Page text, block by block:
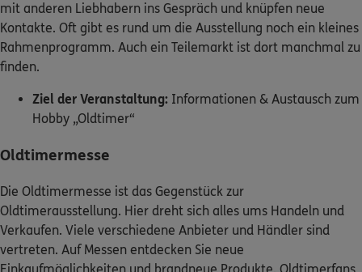
mit anderen Liebhabern ins Gespräch und knüpfen neue
Kontakte. Oft gibt es rund um die Ausstellung noch ein kleines
Rahmenprogramm. Auch ein Teilemarkt ist dort manchmal zu
finden.
Ziel der Veranstaltung: Informationen & Austausch zum
Hobby „Oldtimer“
Oldtimermesse
Die Oldtimermesse ist das Gegenstück zur
Oldtimerausstellung. Hier dreht sich alles ums Handeln und
Verkaufen. Viele verschiedene Anbieter und Händler sind
vertreten. Auf Messen entdecken Sie neue